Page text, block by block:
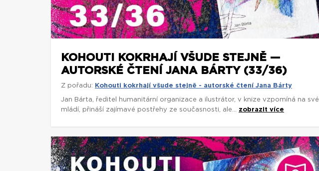
KOHOUTI KOKRHAJÍ VŠUDE STEJNĚ —
AUTORSKÉ ČTENÍ JANA BÁRTY (33/36)
Z pořadu: Kohouti kokrhají všude stejně - autorské čtení Jana Bárty
Jan Bárta, ředitel humanitární organizace a ilustrátor, v knize vzpomíná na své
mládí, přináší zajímavé postřehy ze současnosti, ale... zobrazit více